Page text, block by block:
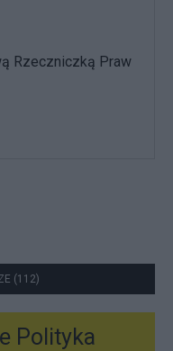
Rzeczniczką Praw
(112)
Polityka